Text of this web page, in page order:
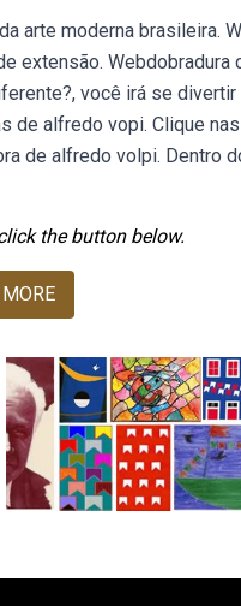
arte moderna brasileira.
extensão. Webdobradura
você irá se
alfredo vopi. Clique
de alfredo volpi. Dentro
the button below.